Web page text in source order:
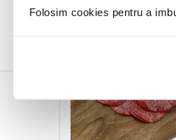
Folosim cookies pentru a